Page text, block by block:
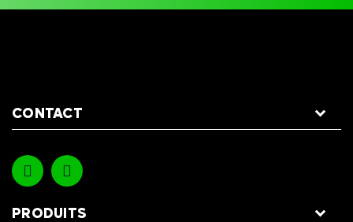
CONTACT
PRODUITS